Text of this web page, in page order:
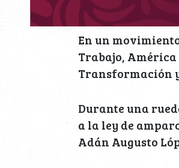
En un
Trabajo,
Transformación
Durante una
a la ley de
Adán Augusto